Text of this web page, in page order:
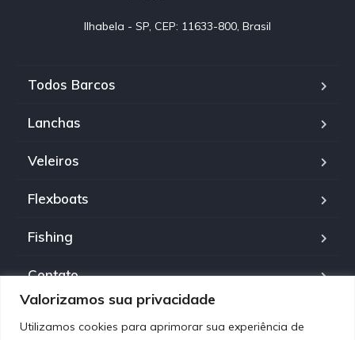
Valorizamos sua privacidade
Utilizamos cookies para aprimorar sua experiência de
Ilhabela - SP, CEP: 11633-800, Brasil
Todos Barcos
Lanchas
Veleiros
Flexboats
Fishing
Contato
Política de Privacidade